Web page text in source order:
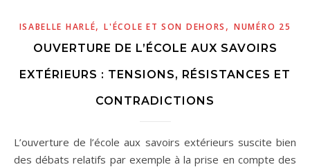
ISABELLE HARLÉ,L'ÉCOLE ET SON DEHORS ,NUMÉRO 25
OUVERTURE DE L’ÉCOLE AUX SAVOIRS
EXTÉRIEURS : TENSIONS, RÉSISTANCES ET
CONTRADICTIONS
L’ouverture de l’école aux savoirs extérieurs suscite bien
des débats relatifs par exemple à la prise en compte des